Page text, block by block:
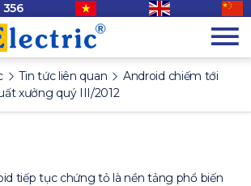
Tin tức liên quan
Android chiếm tới
xưởng quý III/2012
tiếp tục chứng tỏ là nền tảng phổ biến